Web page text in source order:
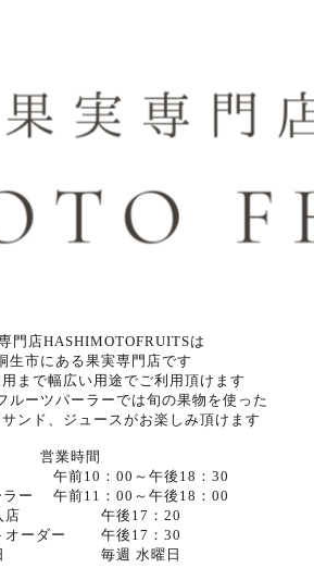
門店HASHIMOTOFRUITSは
生市にある果実専門店です
まで幅広い用途でご利用頂けます
ルーツパーラーでは旬の果物を使った
ンド、ジュースがお楽しみ頂けます
営業時間
午前10：00～午後18：30
ラー 午前11：00～午後18：00
入店 午後17：20
オーダー 午後17：30
日 毎週 水曜日